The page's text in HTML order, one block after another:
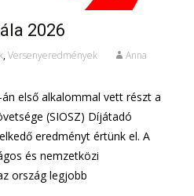
2026
,Versenyeredmények Anna
első alkalommal vett részt a
(SIOSZ) Díjátadó
eredményt értünk el. A
és nemzetközi
ország legjobb